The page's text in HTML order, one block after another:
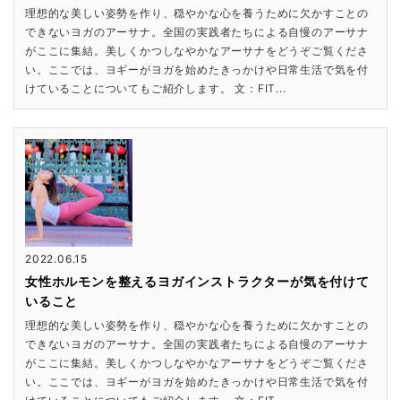
理想的な美しい姿勢を作り、穏やかな心を養うために欠かすことの
できないヨガのアーサナ。全国の実践者たちによる自慢のアーサナ
がここに集結。美しくかつしなやかなアーサナをどうぞご覧くださ
い。ここでは、ヨギーがヨガを始めたきっかけや日常生活で気を付
けていることについてもご紹介します。 文：FIT...
2022.06.15
女性ホルモンを整えるヨガインストラクターが気を付けて
いること
理想的な美しい姿勢を作り、穏やかな心を養うために欠かすことの
できないヨガのアーサナ。全国の実践者たちによる自慢のアーサナ
がここに集結。美しくかつしなやかなアーサナをどうぞご覧くださ
い。ここでは、ヨギーがヨガを始めたきっかけや日常生活で気を付